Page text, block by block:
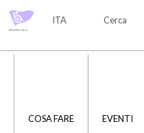
Cerca
ITA
COSA FARE EVENTI